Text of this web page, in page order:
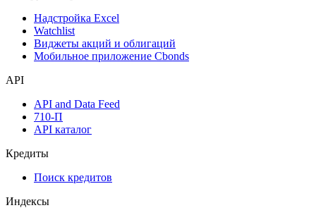
Календарь инвестора
Инструментарий
Надстройка Excel
Мобильное приложение Cbonds
API
API and Data Feed
API каталог
Кредиты